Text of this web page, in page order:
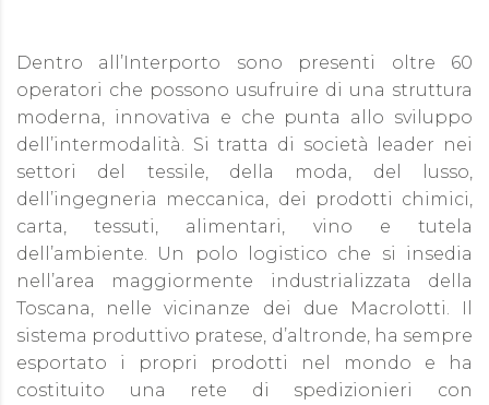
Dentro all’Interporto sono presenti oltre 60
operatori che possono usufruire di una struttura
moderna, innovativa e che punta allo sviluppo
dell’intermodalità. Si tratta di società leader nei
settori del tessile, della moda, del lusso,
dell’ingegneria meccanica, dei prodotti chimici,
carta, tessuti, alimentari, vino e tutela
dell’ambiente. Un polo logistico che si insedia
nell’area maggiormente industrializzata della
Toscana, nelle vicinanze dei due Macrolotti. Il
sistema produttivo pratese, d’altronde, ha sempre
esportato i propri prodotti nel mondo e ha
costituito una rete di spedizionieri con